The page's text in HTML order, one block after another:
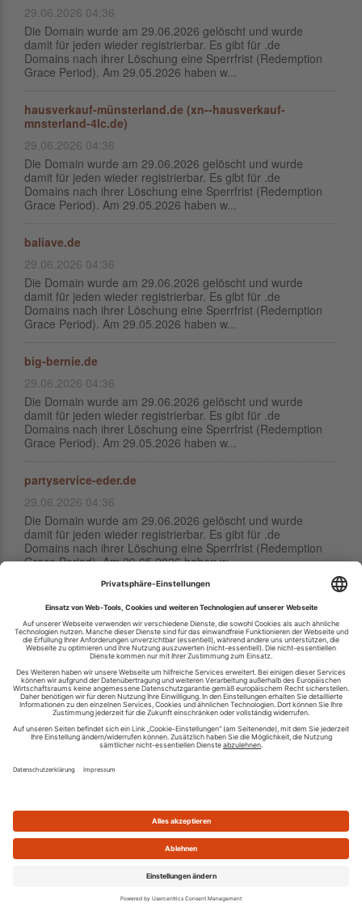
29.06.2026 04:36
Die Domain wurde am 29.06.2026 gelöscht und wurde
damit für jeden wieder registrierbar. Es gibt für .de
Domains nach ihrer Löschung eine Sperrfrist (Redemption
Grace Period). Am 29.05.2026 haben w...
hausverkauf-münsterland.de (xn--hausverkauf-
mnsterland-4lc.de)
29.06.2026 04:36
Die Domain wurde am 29.06.2026 gelöscht und wurde
damit für jeden wieder registrierbar. Es gibt für .de
Domains nach ihrer Löschung eine Sperrfrist (Redemption
Grace Period). Am 29.05.2026 haben w...
baliave.de
29.06.2026 04:36
Die Domain wurde am 29.06.2026 gelöscht und wurde
damit für jeden wieder registrierbar. Es gibt für .de
Domains nach ihrer Löschung eine Sperrfrist (Redemption
Grace Period). Am 29.05.2026 haben w...
big-bernie.de
29.06.2026 04:36
Die Domain wurde am 29.06.2026 gelöscht und wurde
damit für jeden wieder registrierbar. Es gibt für .de
Domains nach ihrer Löschung eine Sperrfrist (Redemption
Grace Period). Am 29.05.2026 haben w...
partyservice-eder.de
29.06.2026 04:36
Die Domain wurde am 29.06.2026 gelöscht und wurde
damit für jeden wieder registrierbar. Es gibt für .de
Domains nach ihrer Löschung eine Sperrfrist (Redemption
Grace Period). Am 29.05.2026 haben w...
29.06.2026 04:36
Die Domain wurde am 29.06.2026 gelöscht und wurde
damit für jeden wieder registrierbar. Es gibt für .de
Domains nach ihrer Löschung eine Sperrfrist (Redemption
Grace Period). Am 29.05.2026 haben w...
tlowmerch.de
29.06.2026 04:36
damit für jeden wieder registrierbar. Es gibt für .de
gm-nails.de
29.06.2026 04:36
Die Domain wurde am 29.06.2026 gelöscht und wurde
Domains nach ihrer Löschung eine Sperrfrist (Redemption